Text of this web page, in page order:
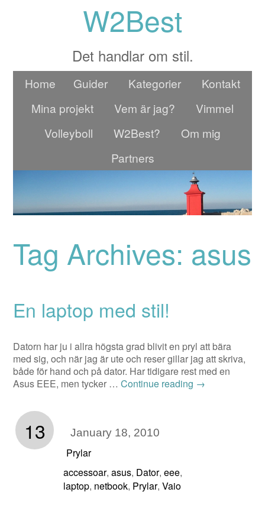
W2Best
Det handlar om stil.
Home Guider Kategorier
Kontakt
Mina projekt
Vem är jag?
Vimmel
Volleyboll
W2Best?
Om mig
Partners
Tag Archives: asus
En laptop med stil!
Datorn har ju i allra högsta grad blivit en pryl att bära
med sig, och när jag är ute och reser gillar jag att skriva,
både för hand och på dator. Har tidigare rest med en
Asus EEE, men tycker …Continue reading →
13 January 18, 2010
Prylar
accessoar,asus, Dator,eee,
laptop, netbook, Prylar,Vaio